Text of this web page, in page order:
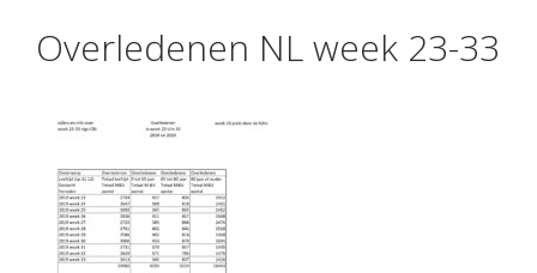
Overledenen NL week 23-33